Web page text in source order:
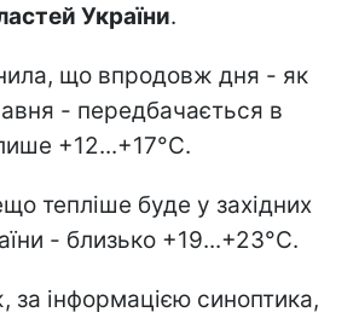
України.
що впродовж дня - як
- передбачається в
+12...+17°С.
тепліше буде у західних
- близько +19...+23°С.
за інформацією синоптика,